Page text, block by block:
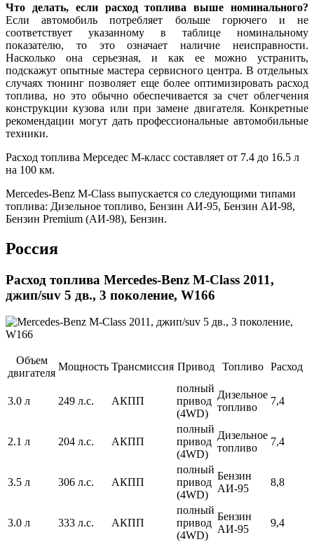
Что делать, если расход топлива выше номинального?
Если автомобиль потребляет больше горючего и не
соответствует указанному в таблице номинальному
показателю, то это означает наличие неисправности.
Насколько она серьезная, и как ее можно устранить,
подскажут опытные мастера сервисного центра. В отдельных
случаях тюнинг позволяет еще более оптимизировать расход
топлива, но это обычно обеспечивается за счет облегчения
конструкции кузова или при замене двигателя. Конкретные
рекомендации могут дать профессиональные автомобильные
техники.
Расход топлива Мерседес М-класс составляет от 7.4 до 16.5 л
на 100 км.
Mercedes-Benz M-Class выпускается со следующими типами
топлива: Дизельное топливо, Бензин АИ-95, Бензин АИ-98,
Бензин Premium (АИ-98), Бензин.
Россия
Расход топлива Mercedes-Benz M-Class 2011,
джип/suv 5 дв., 3 поколение, W166
Объем
двигателя
Мощность Трансмиссия Привод Топливо Расход
3.0 л 249 л.с. АКПП
полный
привод
(4WD)
Дизельное
топливо
7,4
2.1 л 204 л.с. АКПП
полный
привод
(4WD)
Дизельное
топливо
7,4
3.5 л 306 л.с. АКПП
полный
привод
(4WD)
Бензин
АИ-95
8,8
3.0 л 333 л.с. АКПП
полный
привод
(4WD)
Бензин
АИ-95
9,4